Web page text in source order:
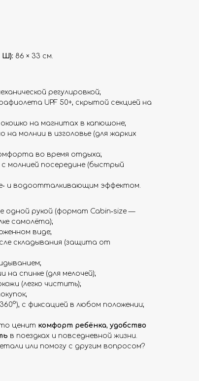
Ш): 86 × 33 см.
регулировкой;
UPF 50+, скрытой секцией на
на магнитах в капюшоне;
на молнии в изголовье (для жарких
во время отдыха;
молнией посередине (быстрый
и водоотталкивающим эффектом.
одной рукой (формат Cabin‑size —
самолёта);
виде;
складывания (защита от
спинке (для мелочей);
(легко чистить);
с фиксацией в любом положении;
ценит комфорт ребёнка, удобство
в поездках и повседневной жизни.
или помогу с другим вопросом?